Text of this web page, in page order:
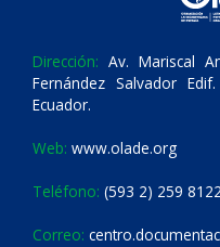
Dirección: Av. Mariscal
Fernández Salvador
Ecuador.
Web: www.olade.org
Teléfono: (593 2) 259
Correo: